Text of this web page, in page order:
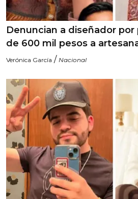
Denuncian a diseñador
de 600 mil pesos a
Verónica García / Nacional